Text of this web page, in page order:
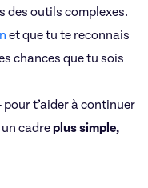
des outils complexes.
et que tu te reconnais
chances que tu sois
t’aider à continuer
cadreplus simple,